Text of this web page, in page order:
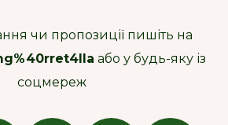
чи пропозиції пишіть на
або у будь-яку із
соцмереж